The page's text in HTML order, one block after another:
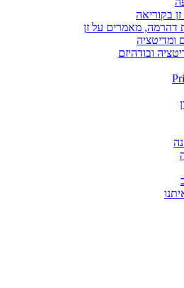
בקוריאה
דהרמה, מאמרים על זן
ומדיטציה
ובודהיזם